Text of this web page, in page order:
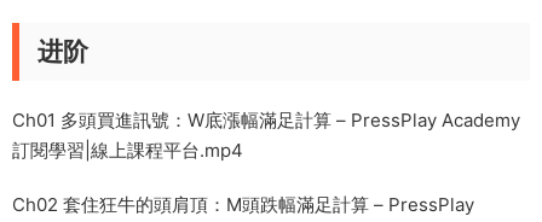
进阶
Ch01 多頭買進訊號：W底漲幅滿足計算 – PressPlay Academy
訂閱學習|線上課程平台.mp4
Ch02 套住狂牛的頭肩頂：M頭跌幅滿足計算 – PressPlay